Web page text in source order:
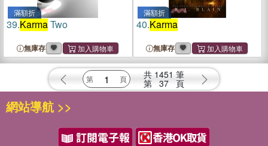
滿額折
39.KarmaTwo
無庫存
滿額折
40.Karma
無庫存
共 1451 筆
第 37 頁
網站導航 >>